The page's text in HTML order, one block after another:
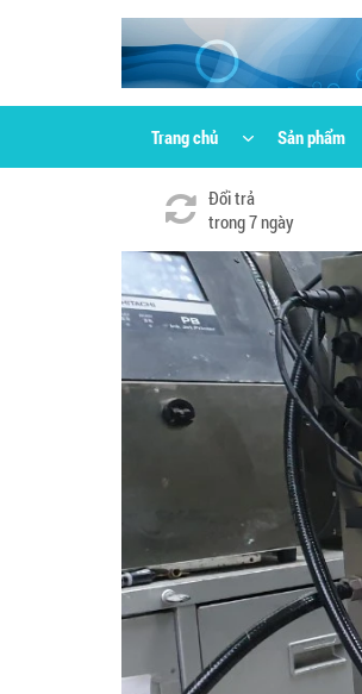
Trang chủ Sản phẩm
Đổi trả
trong 7 ngày